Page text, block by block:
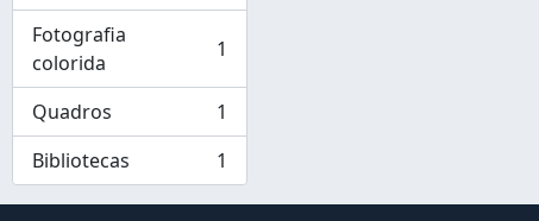
Fotografia
colorida
, 1 resultados 1
Quadros
, 1 resultados
1
Bibliotecas
, 1 resultados 1